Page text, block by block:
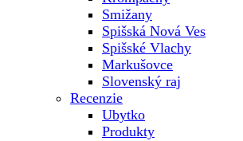
Smižany
Spišská Nová Ves
Spišské Vlachy
Markušovce
Slovenský raj
Recenzie
Ubytko
Produkty